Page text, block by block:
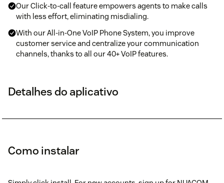
Our Click-to-call feature empowers agents to make calls
with less effort, eliminating misdialing.
With our All-in-One VoIP Phone System, you improve
customer service and centralize your communication
channels, thanks to all our 40+ VoIP features.
Detalhes do aplicativo
Como instalar